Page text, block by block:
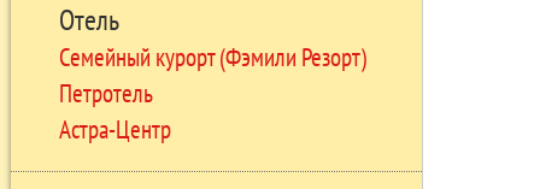
Отель
Семейный курорт (Фэмили Резорт)
Петротель
Астра-Центр